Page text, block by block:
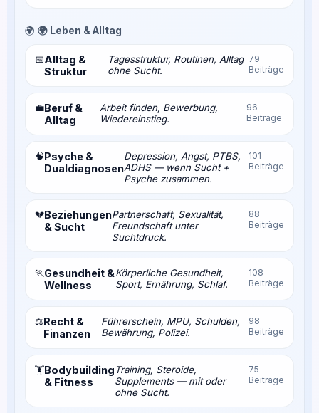
🌍 🌍 Leben & Alltag
📅Alltag &
Struktur
Tagesstruktur, Routinen, Alltag
ohne Sucht.
79
Beiträge
💼Beruf &
Alltag
Arbeit finden, Bewerbung,
Wiedereinstieg.
96
Beiträge
🧠Psyche &
Dualdiagnosen
Depression, Angst, PTBS,
ADHS — wenn Sucht +
Psyche zusammen.
101
Beiträge
💔Beziehungen
& Sucht
Partnerschaft, Sexualität,
Freundschaft unter
Suchtdruck.
88
Beiträge
🏃Gesundheit &
Wellness
Körperliche Gesundheit,
Sport, Ernährung, Schlaf.
108
Beiträge
⚖️Recht &
Finanzen
Führerschein, MPU, Schulden,
Bewährung, Polizei.
98
Beiträge
🏋️Bodybuilding
& Fitness
Training, Steroide,
Supplements — mit oder
ohne Sucht.
75
Beiträge